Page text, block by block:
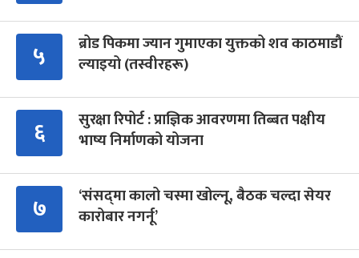
५
ब्रोड पिकमा ज्यान गुमाएका युक्तको शव काठमाडौं
ल्याइयो (तस्वीरहरू)
६
सुरक्षा रिपोर्ट : प्राज्ञिक आवरणमा तिब्बत पक्षीय
भाष्य निर्माणको योजना
७
‘संसद्‍मा कालो चस्मा खोल्नू, बैठक चल्दा सेयर
कारोबार नगर्नू’